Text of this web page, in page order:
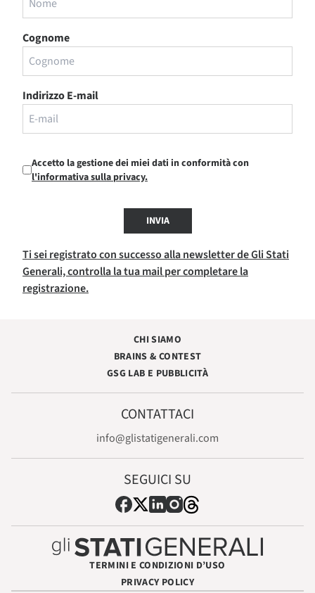
Cognome
Indirizzo E-mail
Accetto la gestione dei miei dati in conformità con
l'informativa sulla privacy.
INVIA
Ti sei registrato con successo alla newsletter de Gli Stati
Generali, controlla la tua mail per completare la
registrazione.
CHI SIAMO
BRAINS & CONTEST
GSG LAB E PUBBLICITÀ
CONTATTACI
info@glistatigenerali.com
SEGUICI SU
TERMINI E CONDIZIONI D’USO
PRIVACY POLICY